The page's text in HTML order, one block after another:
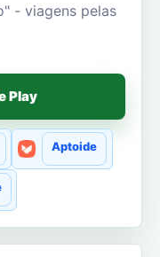
- viagens pelas
Play
Aptoide